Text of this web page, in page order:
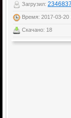
Загрузил: 2346837
Время: 2017-03-20
Скачано: 18